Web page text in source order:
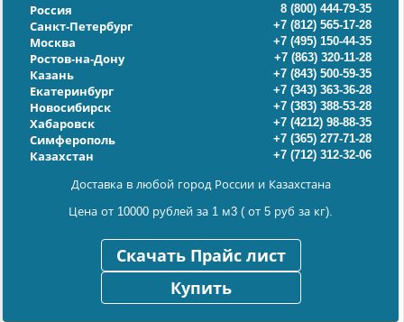
Россия
8 (800) 444-79-35
Санкт-Петербург
+7 (812) 565-17-28
Москва
+7 (495) 150-44-35
Ростов-на-Дону
+7 (863) 320-11-28
Казань
+7 (843) 500-59-35
Екатеринбург
+7 (343) 363-36-28
Новосибирск
+7 (383) 388-53-28
Хабаровск
+7 (4212) 98-88-35
Симферополь
+7 (365) 277-71-28
Казахстан
+7 (712) 312-32-06
Доставка в любой город России и Казахстана
Цена от 10000 рублей за 1 м3 ( от 5 руб за кг).
Скачать Прайс лист
Купить